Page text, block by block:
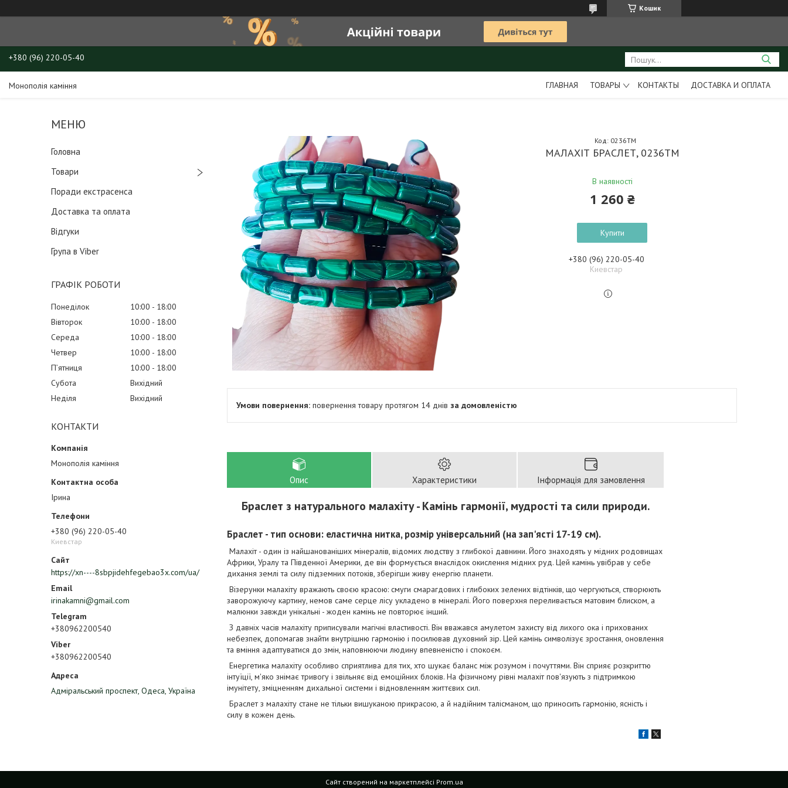
Кошик
+380 (96) 220-05-40
Монополія каміння ГЛАВНАЯ ТОВАРЫ КОНТАКТЫ ДОСТАВКА И ОПЛАТА
Головна
Товари
Поради екстрасенса
Доставка та оплата
Відгуки
Група в Viber
ГРАФІК РОБОТИ
Понеділок 10:00
18:00
Вівторок
10:00
18:00
Середа
10:00
18:00
Четвер
10:00
18:00
Пʼятниця
10:00
18:00
Субота
Вихідний
Неділя
Вихідний
КОНТАКТИ
Монополія каміння
Ірина
+380 (96) 220-05-40
Киевстар
https://xn----8sbpjidehfegebao3x.com/ua/
irinakamni@gmail.com
+380962200540
+380962200540
Адміральський проспект, Одеса, Україна
МАЛАХІТ БРАСЛЕТ, 0236ТМ
В наявності
Код: 0236ТМ
1 260 ₴
Купити
+380 (96) 220-05-40
Киевстар
повернення товару протягом 14 днів за домовленістю
Опис Характеристики Інформація для замовлення
Браслет з натурального малахіту - Камінь гармонії, мудрості та сили природи.
Браслет - тип основи: еластична нитка, розмір універсальний (на зап'ясті 17-19 см).
Малахіт - один із найшанованіших мінералів, відомих людству з глибокої давнини. Його знаходять у мідних родовищах
Африки, Уралу та Південної Америки, де він формується внаслідок окислення мідних руд. Цей камінь увібрав у себе
дихання землі та силу підземних потоків, зберігши живу енергію планети.
Візерунки малахіту вражають своєю красою: смуги смарагдових і глибоких зелених відтінків, що чергуються, створюють
заворожуючу картину, немов саме серце лісу укладено в мінералі. Його поверхня переливається матовим блиском, а
малюнки завжди унікальні - жоден камінь не повторює інший.
З давніх часів малахіту приписували магічні властивості. Він вважався амулетом захисту від лихого ока і прихованих
небезпек, допомагав знайти внутрішню гармонію і посилював духовний зір. Цей камінь символізує зростання, оновлення
та вміння адаптуватися до змін, наповнюючи людину впевненістю і спокоєм.
Енергетика малахіту особливо сприятлива для тих, хто шукає баланс між розумом і почуттями. Він сприяє розкриттю
інтуїції, м'яко знімає тривогу і звільняє від емоційних блоків. На фізичному рівні малахіт пов'язують з підтримкою
імунітету, зміцненням дихальної системи і відновленням життєвих сил.
Браслет з малахіту стане не тільки вишуканою прикрасою, а й надійним талісманом, що приносить гармонію, ясність і
силу в кожен день.
Сайт створений на маркетплейсі Prom.ua